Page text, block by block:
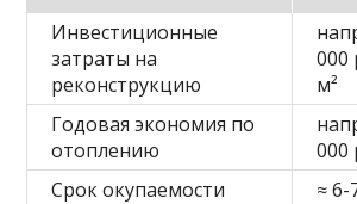
Инвестиционные
затраты на
реконструкцию
000
м²
Годовая экономия по
отоплению
000
Срок окупаемости
≈ 6-